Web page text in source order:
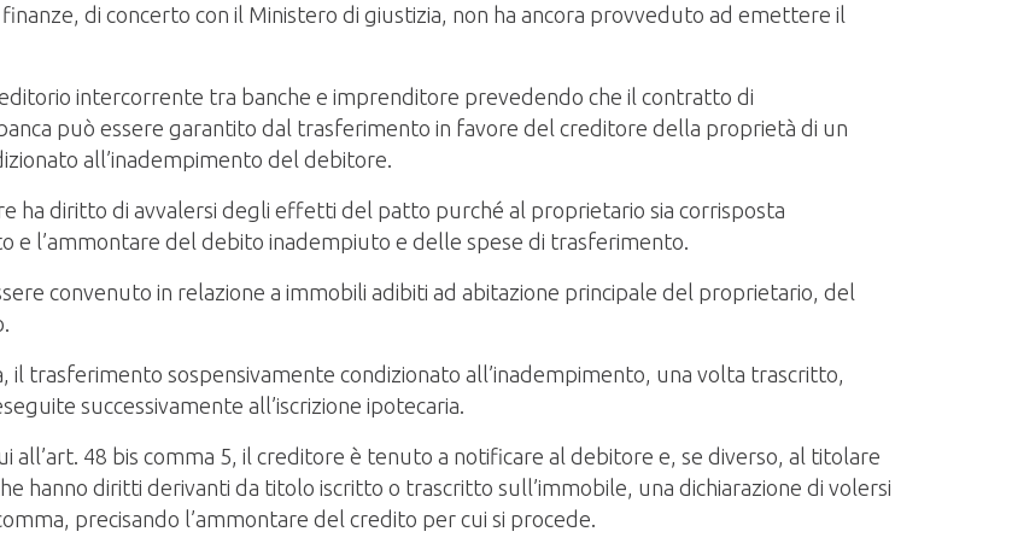
di concerto con il Ministero di giustizia, non ha ancora provveduto ad emettere il
intercorrente tra banche e imprenditore prevedendo che il contratto di
può essere garantito dal trasferimento in favore del creditore della proprietà di un
all’inadempimento del debitore.
ha diritto di avvalersi degli effetti del patto purché al proprietario sia corrisposta
e l’ammontare del debito inadempiuto e delle spese di trasferimento.
convenuto in relazione a immobili adibiti ad abitazione principale del proprietario, del
il trasferimento sospensivamente condizionato all’inadempimento, una volta trascritto,
successivamente all’iscrizione ipotecaria.
all’art. 48 bis comma 5, il creditore è tenuto a notificare al debitore e, se diverso, al titolare
hanno diritti derivanti da titolo iscritto o trascritto sull’immobile, una dichiarazione di volersi
precisando l’ammontare del credito per cui si procede.